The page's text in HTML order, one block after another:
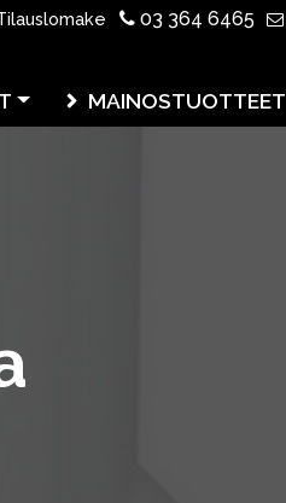
03 364 6465
MAINOSTUOTTEET